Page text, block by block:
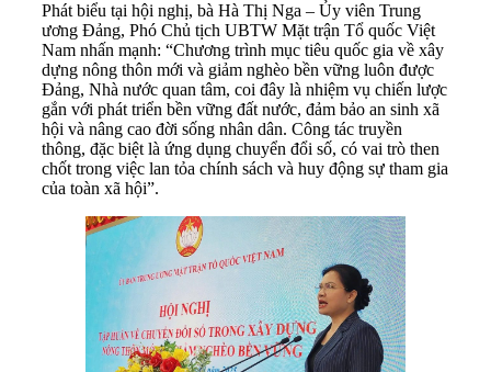
Phát biểu tại hội nghị, bà Hà Thị Nga – Ủy viên Trung
ương Đảng, Phó Chủ tịch UBTW Mặt trận Tổ quốc Việt
Nam nhấn mạnh: “Chương trình mục tiêu quốc gia về xây
dựng nông thôn mới và giảm nghèo bền vững luôn được
Đảng, Nhà nước quan tâm, coi đây là nhiệm vụ chiến lược
gắn với phát triển bền vững đất nước, đảm bảo an sinh xã
hội và nâng cao đời sống nhân dân. Công tác truyền
thông, đặc biệt là ứng dụng chuyển đổi số, có vai trò then
chốt trong việc lan tỏa chính sách và huy động sự tham gia
của toàn xã hội”.